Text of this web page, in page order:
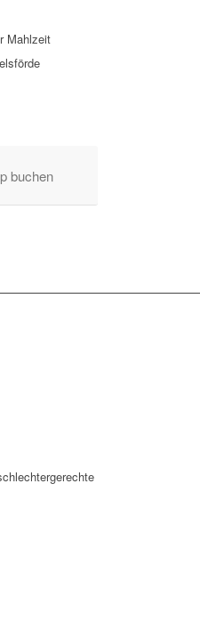
Mahlzeit
buchen